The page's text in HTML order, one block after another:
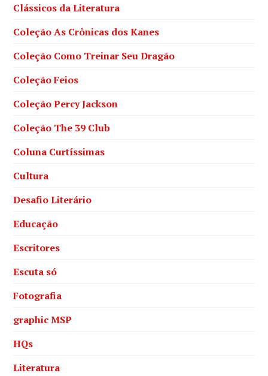
Clássicos da Literatura
Coleção As Crônicas dos Kanes
Coleção Como Treinar Seu Dragão
Coleção Feios
Coleção Percy Jackson
Coleção The 39 Club
Coluna Curtíssimas
Cultura
Desafio Literário
Educação
Escritores
Escuta só
Fotografia
graphic MSP
HQs
Literatura